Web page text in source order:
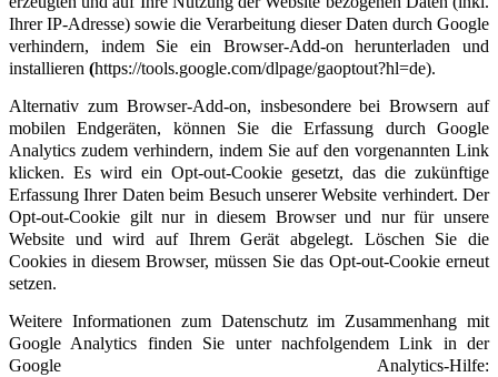
Ihrer IP-Adresse) sowie die Verarbeitung dieser Daten durch Google
verhindern, indem Sie ein Browser-Add-on herunterladen und
installieren (https://tools.google.com/dlpage/gaoptout?hl=de).
Alternativ zum Browser-Add-on, insbesondere bei Browsern auf
mobilen Endgeräten, können Sie die Erfassung durch Google
Analytics zudem verhindern, indem Sie auf den vorgenannten Link
klicken. Es wird ein Opt-out-Cookie gesetzt, das die zukünftige
Erfassung Ihrer Daten beim Besuch unserer Website verhindert. Der
Opt-out-Cookie gilt nur in diesem Browser und nur für unsere
Website und wird auf Ihrem Gerät abgelegt. Löschen Sie die
Cookies in diesem Browser, müssen Sie das Opt-out-Cookie erneut
setzen.
Weitere Informationen zum Datenschutz im Zusammenhang mit
Google Analytics finden Sie unter nachfolgendem Link in der
Google Analytics-Hilfe: